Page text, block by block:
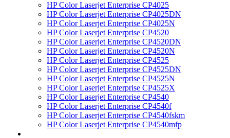
HP Color Laserjet Enterprise CP4025
HP Color Laserjet Enterprise CP4025DN
HP Color Laserjet Enterprise CP4025N
HP Color Laserjet Enterprise CP4520
HP Color Laserjet Enterprise CP4520DN
HP Color Laserjet Enterprise CP4520N
HP Color Laserjet Enterprise CP4525
HP Color Laserjet Enterprise CP4525DN
HP Color Laserjet Enterprise CP4525N
HP Color Laserjet Enterprise CP4525X
HP Color Laserjet Enterprise CP4540
HP Color Laserjet Enterprise CP4540f
HP Color Laserjet Enterprise CP4540fskm
HP Color Laserjet Enterprise CP4540mfp